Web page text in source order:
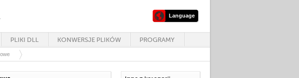
Language
PLIKI DLL KONWERSJE PLIKÓW PROGRAMY